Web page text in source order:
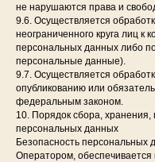
не нарушаются права и
9.6. Осуществляется
неограниченного круга лиц к
персональных данных либо
персональные данные).
9.7. Осуществляется
опубликованию или
федеральным законом.
10. Порядок сбора, хранения,
персональных данных
Безопасность персональных
Оператором,
Бренд VivaLaBorsa
представлен в шоуруме
российских дизайнеровна
Патриарших She Art Soul.
Москва, Переулок Большой
Козихинский 22 стр. 2